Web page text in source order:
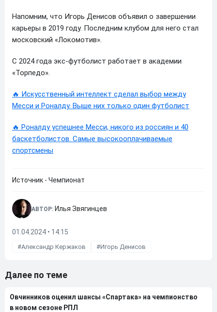
Напомним, что Игорь Денисов объявил о завершении
карьеры в 2019 году. Последним клубом для него стал
московский «Локомотив».
С 2024 года экс-футболист работает в академии
«Торпедо».
🔥 Искусственный интеллект сделал выбор между
Месси и Роналду. Выше них только один футболист
🔥 Роналду успешнее Месси, никого из россиян и 40
баскетболистов. Самые высокооплачиваемые
спортсмены
Источник - Чемпионат
АВТОР: Илья Звягинцев
01.04.2024 • 14:15
Александр Кержаков Игорь Денисов
Далее по теме
Овчинников оценил шансы «Спартака» на чемпионство
в новом сезоне РПЛ